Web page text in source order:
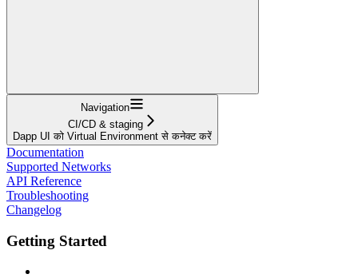
Navigation
CI/CD & staging
Dapp UI को Virtual Environment से कनेक्ट करें
Documentation
Supported Networks
API Reference
Troubleshooting
Changelog
Getting Started